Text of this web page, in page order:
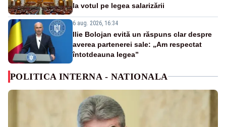
la votul pe legea salarizării
6 aug. 2026, 16:34
Ilie Bolojan evită un răspuns clar despre
averea partenerei sale: „Am respectat
întotdeauna legea”
POLITICA INTERNA - NATIONALA